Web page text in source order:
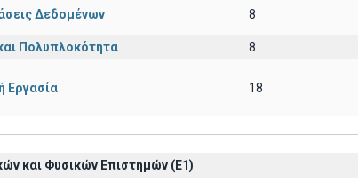
Δεδομένων 8
Πολυπλοκότητα 8
Εργασία 18
και Φυσικών Επιστημών (Ε1)